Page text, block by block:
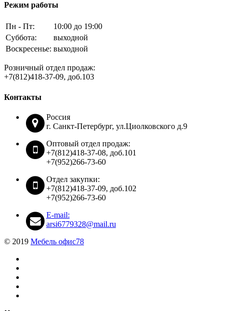
Режим работы
Пн - Пт:
10:00 до 19:00
Суббота:
выходной
Воскресенье: выходной
Розничный отдел продаж:
+7(812)418-37-09, доб.103
Контакты
Россия
г. Санкт-Петербург, ул.Циолковского д.9
Оптовый отдел продаж:
+7(812)418-37-08, доб.101
+7(952)266-73-60
Отдел закупки:
+7(812)418-37-09, доб.102
+7(952)266-73-60
E-mail:
arsi6779328@mail.ru
© 2019 Мебель офис78